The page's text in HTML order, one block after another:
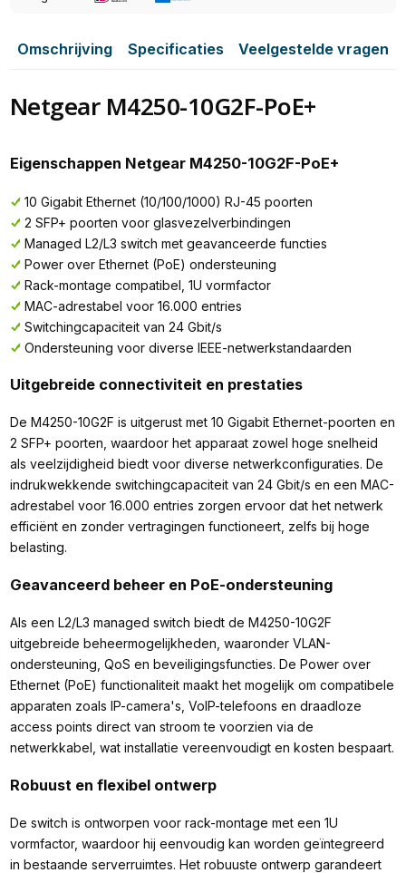
Omschrijving Specificaties Veelgestelde vragen
Netgear M4250-10G2F-PoE+
Eigenschappen Netgear M4250-10G2F-PoE+
10 Gigabit Ethernet (10/100/1000) RJ-45 poorten
2 SFP+ poorten voor glasvezelverbindingen
Managed L2/L3 switch met geavanceerde functies
Power over Ethernet (PoE) ondersteuning
Rack-montage compatibel, 1U vormfactor
MAC-adrestabel voor 16.000 entries
Switchingcapaciteit van 24 Gbit/s
Ondersteuning voor diverse IEEE-netwerkstandaarden
Uitgebreide connectiviteit en prestaties
De M4250-10G2F is uitgerust met 10 Gigabit Ethernet-poorten en
2 SFP+ poorten, waardoor het apparaat zowel hoge snelheid
als veelzijdigheid biedt voor diverse netwerkconfiguraties. De
indrukwekkende switchingcapaciteit van 24 Gbit/s en een MAC-
adrestabel voor 16.000 entries zorgen ervoor dat het netwerk
efficiënt en zonder vertragingen functioneert, zelfs bij hoge
belasting.
Geavanceerd beheer en PoE-ondersteuning
Als een L2/L3 managed switch biedt de M4250-10G2F
uitgebreide beheermogelijkheden, waaronder VLAN-
ondersteuning, QoS en beveiligingsfuncties. De Power over
Ethernet (PoE) functionaliteit maakt het mogelijk om compatibele
apparaten zoals IP-camera's, VoIP-telefoons en draadloze
access points direct van stroom te voorzien via de
netwerkkabel, wat installatie vereenvoudigt en kosten bespaart.
Robuust en flexibel ontwerp
De switch is ontworpen voor rack-montage met een 1U
vormfactor, waardoor hij eenvoudig kan worden geïntegreerd
in bestaande serverruimtes. Het robuuste ontwerp garandeert